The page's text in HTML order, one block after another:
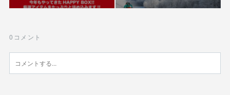
0 コメント